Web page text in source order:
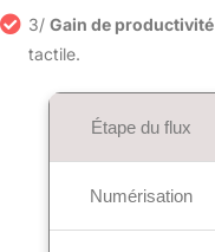
3/ Gain de productivité
tactile.
Étape du flux
Numérisation